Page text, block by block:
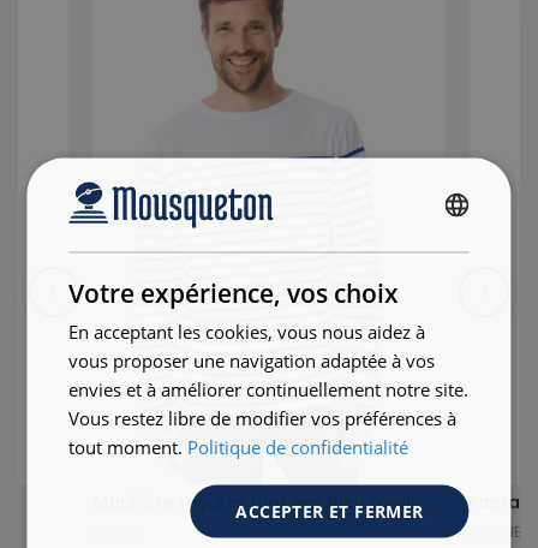
Marinière rayures placées bleu royal
LOMENER
Votre expérience, vos choix
En acceptant les cookies, vous nous aidez à
vous proposer une navigation adaptée à vos
envies et à améliorer continuellement notre site.
Vous restez libre de modifier vos préférences à
tout moment. Politique de confidentialité
ACCEPTER ET FERMER